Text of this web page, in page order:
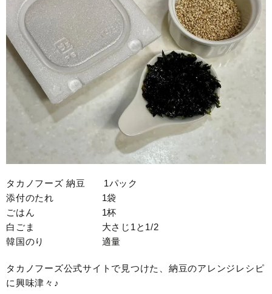
タカノフーズ 納豆 1パック
添付のたれ 1袋
ごはん 1杯
白ごま 大さじ1と1/2
韓国のり 適量
タカノフーズ公式サイトで見つけた、納豆のアレンジレシピ
に興味津々♪